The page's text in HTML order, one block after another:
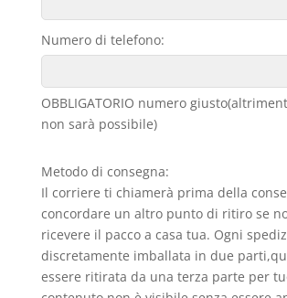
Numero di telefono:
OBBLIGATORIO numero
non sarà possibile)
Metodo di consegna:
Il corriere ti chiamerà prima della
concordare un altro punto di ritiro se
ricevere il pacco a casa tua. Ogni
discretamente imballata in due
essere ritirata da una terza parte per